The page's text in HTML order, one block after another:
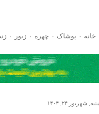
خانه پوشاک چهره زیور
شهریور ۲۴, ۱۴۰۴